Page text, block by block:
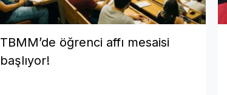
TBMM’de öğrenci affı mesaisi
başlıyor!